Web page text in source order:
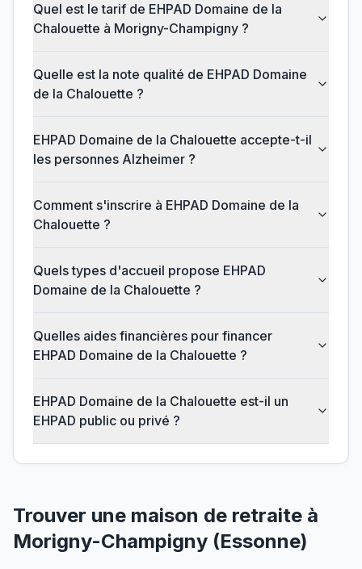
Quel est le tarif de EHPAD Domaine de la
Chalouette à Morigny-Champigny ?
Quelle est la note qualité de EHPAD Domaine
de la Chalouette ?
EHPAD Domaine de la Chalouette accepte-t-il
les personnes Alzheimer ?
Comment s'inscrire à EHPAD Domaine de la
Chalouette ?
Quels types d'accueil propose EHPAD
Domaine de la Chalouette ?
Quelles aides financières pour financer
EHPAD Domaine de la Chalouette ?
EHPAD Domaine de la Chalouette est-il un
EHPAD public ou privé ?
Trouver une maison de retraite à
Morigny-Champigny (Essonne)